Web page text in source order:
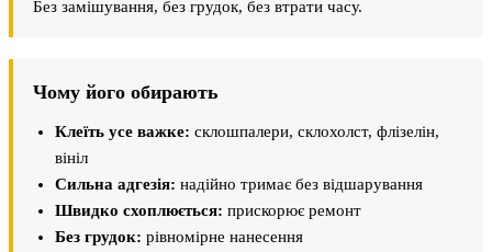
Без замішування, без грудок, без втрати часу.
Чому його обирають
Клеїть усе важке: склошпалери, склохолст, флізелін,
вініл
Сильна адгезія: надійно тримає без відшарування
Швидко схоплюється: прискорює ремонт
Без грудок: рівномірне нанесення